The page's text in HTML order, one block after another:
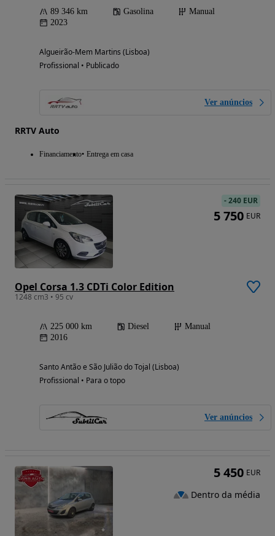
89 346 km Gasolina
Manual
2023
Algueirão-Mem Martins (Lisboa)
Profissional • Publicado
Ver anúncios
RRTV Auto
Financiamento Entrega em casa
Opel Corsa 1.3 CDTi Color Edition
1248 cm3 • 95 cv
225 000 km Diesel
Manual
2016
Santo Antão e São Julião do Tojal (Lisboa)
Profissional • Para o topo
Ver anúncios
-240 EUR
5 750 EUR
5 450 EUR
Dentro da média